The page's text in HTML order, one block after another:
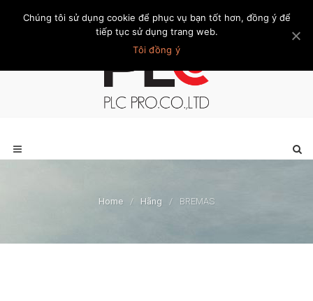
Trang chủ Giới thiệu Khách hàng Liên hệ Thành viên
Home / Hãng / BREMAS
Chúng tôi sử dụng cookie để phục vụ bạn tốt hơn, đồng ý để
tiếp tục sử dụng trang web.
Tôi đồng ý